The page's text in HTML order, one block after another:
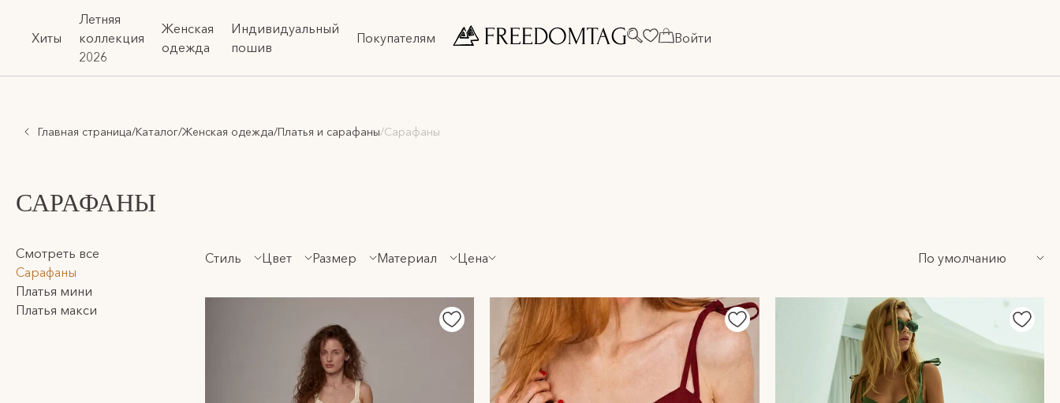
Хиты
Летняя
коллекция
2026
Женская
одежда
Индивидуальный
пошив
Покупателям Войти
Главная страница/Каталог/Женская одежда/Платья и сарафаны/Сарафаны
САРАФАНЫ
Смотреть все
Сарафаны
Платья мини
Платья макси
Стиль Цвет Размер Материал Цена По умолчанию